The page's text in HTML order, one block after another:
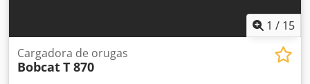
1 / 15
Cargadora de orugas
BobcatT 870